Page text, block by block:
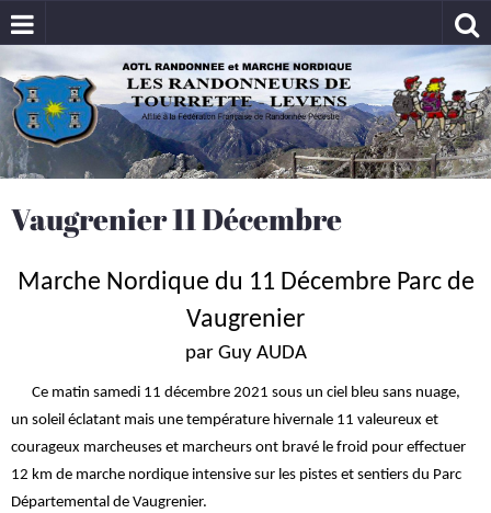
Vaugrenier 11 Décembre
Marche Nordique du 11 Décembre Parc de
Vaugrenier
par Guy AUDA
Ce matin samedi 11 décembre 2021 sous un ciel bleu sans nuage,
un soleil éclatant mais une température hivernale 11 valeureux et
courageux marcheuses et marcheurs ont bravé le froid pour effectuer
12 km de marche nordique intensive sur les pistes et sentiers du Parc
Départemental de Vaugrenier.